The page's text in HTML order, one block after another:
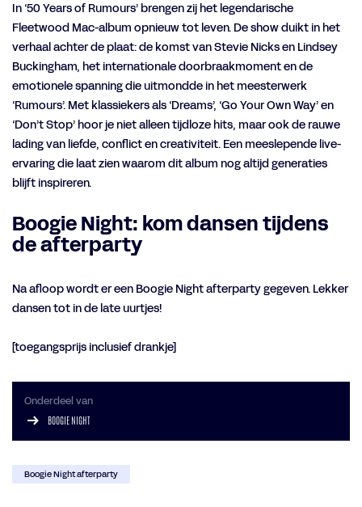
In ‘50 Years of Rumours’ brengen zij het legendarische
Fleetwood Mac-album opnieuw tot leven. De show duikt in het
verhaal achter de plaat: de komst van Stevie Nicks en Lindsey
Buckingham, het internationale doorbraakmoment en de
emotionele spanning die uitmondde in het meesterwerk
‘Rumours’. Met klassiekers als ‘Dreams’, ‘Go Your Own Way’ en
‘Don’t Stop’ hoor je niet alleen tijdloze hits, maar ook de rauwe
lading van liefde, conflict en creativiteit. Een meeslepende live-
ervaring die laat zien waarom dit album nog altijd generaties
blijft inspireren.
Boogie Night: kom dansen tijdens
de afterparty
Na afloop wordt er een Boogie Night afterparty gegeven. Lekker
dansen tot in de late uurtjes!
[toegangsprijs inclusief drankje]
Onderdeel van
BOOGIE NIGHT
Boogie Night afterparty